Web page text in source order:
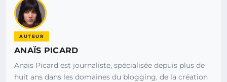
AUTEUR
ANAÏS PICARD
Anaïs Picard est journaliste, spécialisée depuis plus de
huit ans dans les domaines du blogging, de la création